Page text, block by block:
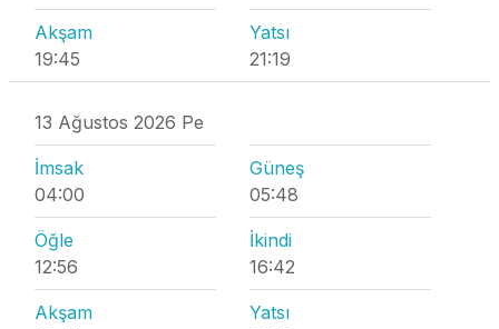
Akşam
19:45
Yatsı
21:19
13 Ağustos 2026 Pe
İmsak
04:00
Güneş
05:48
Öğle
12:56
İkindi
16:42
Akşam
Yatsı